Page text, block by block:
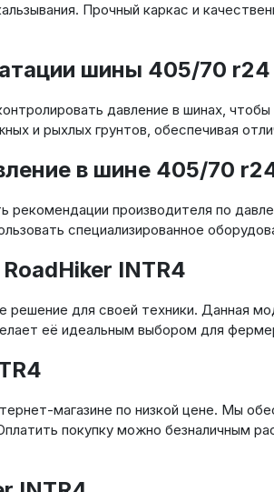
Прочный каркас и
шины 405/70 r24
давление в шинах,
и рыхлых грунтов, обеспечивая
в шине 405/70
производителя по
специализированное
INTR4
для своей техники. Данная
её идеальным выбором для
магазине по низкой цене. Мы
покупку можно безналичным